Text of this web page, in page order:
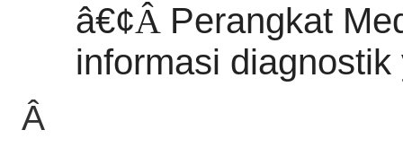
â€¢Â Perangkat
informasi
Â